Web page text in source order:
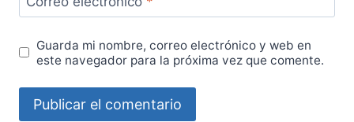
Guarda mi nombre, correo electrónico y web en
este navegador para la próxima vez que comente.